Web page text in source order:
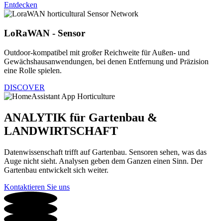
Entdecken
LoRaWAN - Sensor
Outdoor-kompatibel mit großer Reichweite für Außen- und
Gewächshausanwendungen, bei denen Entfernung und Präzision
eine Rolle spielen.
DISCOVER
ANALYTIK für Gartenbau &
LANDWIRTSCHAFT
Datenwissenschaft trifft auf Gartenbau. Sensoren sehen, was das
Auge nicht sieht. Analysen geben dem Ganzen einen Sinn. Der
Gartenbau entwickelt sich weiter.
Kontaktieren Sie uns